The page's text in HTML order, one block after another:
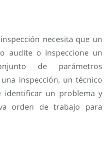
necesita que un
audite o inspeccione un
de parámetros
inspección, un técnico
identificar un problema y
orden de trabajo para